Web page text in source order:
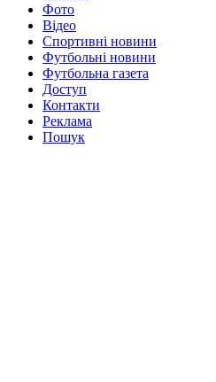
Фото
Відео
Спортивні новини
Футбольні новини
Футбольна газета
Доступ
Контакти
Реклама
Пошук